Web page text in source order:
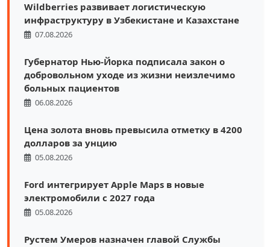
Wildberries развивает логистическую
инфраструктуру в Узбекистане и Казахстане
07.08.2026
Губернатор Нью-Йорка подписала закон о
добровольном уходе из жизни неизлечимо
больных пациентов
06.08.2026
Цена золота вновь превысила отметку в 4200
долларов за унцию
05.08.2026
Ford интегрирует Apple Maps в новые
электромобили с 2027 года
05.08.2026
Рустем Умеров назначен главой Службы